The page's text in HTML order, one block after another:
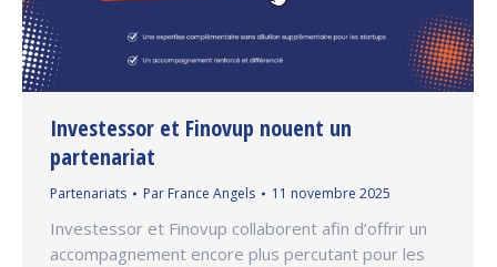
Investessor et Finovup nouent un
partenariat
Partenariats Par France Angels 11 novembre 2025
Investessor et Finovup collaborent afin d’offrir un
accompagnement encore plus percutant pour les